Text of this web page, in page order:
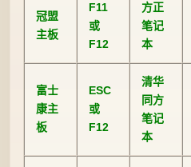
冠盟
主板
F11
或
F12
方正
笔记
本
富士
康主
板
ESC
或
F12
清华
同方
笔记
本